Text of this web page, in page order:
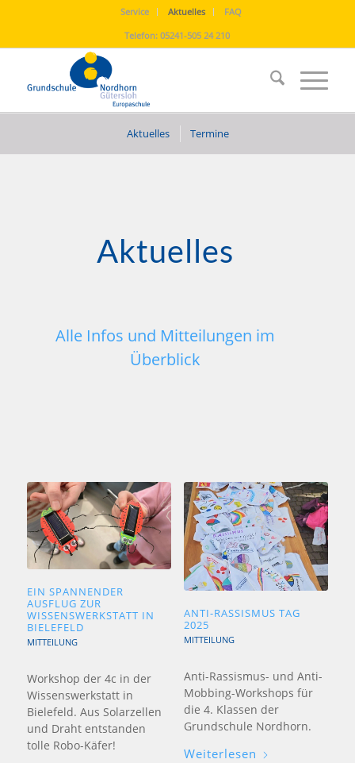
Service Aktuelles
FAQ
Telefon:05241-505 24 210
Aktuelles Termine
Aktuelles
Alle Infos und Mitteilungen im
Überblick
EIN SPANNENDER
AUSFLUG ZUR
WISSENSWERKSTATT IN
BIELEFELD
MITTEILUNG
Workshop der 4c in der
Wissenswerkstatt in
Bielefeld. Aus Solarzellen
und Draht entstanden
tolle Robo-Käfer!
ANTI-RASSISMUS TAG
2025
MITTEILUNG
Anti-Rassismus- und Anti-
Mobbing-Workshops für
die 4. Klassen der
Grundschule Nordhorn.
Weiterlesen